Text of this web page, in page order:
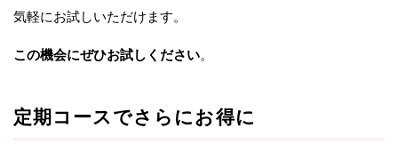
気軽にお試しいただけます。
この機会にぜひお試しください。
定期コースでさらにお得に